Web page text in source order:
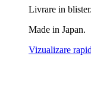
Livrare in blister.
Made in Japan.
Vizualizare